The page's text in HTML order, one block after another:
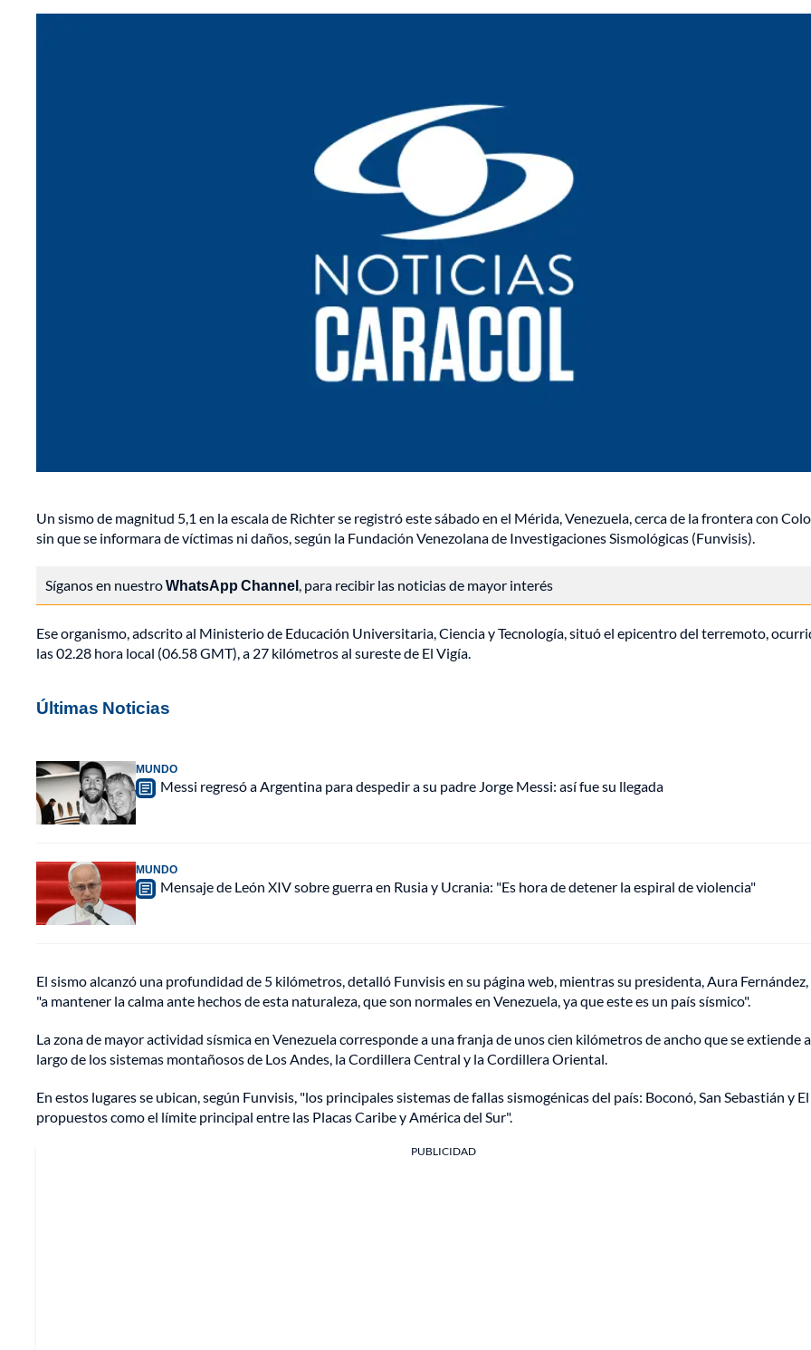
Un sismo de magnitud 5,1 en la escala de Richter se registró este sábado en el Mérida, Venezuela, cerca de la frontera con
sin que se informara de víctimas ni daños, según la Fundación Venezolana de Investigaciones Sismológicas (Funvisis).
Síganos en nuestroWhatsApp Channel, para recibir las noticias de mayor interés
Ese organismo, adscrito al Ministerio de Educación Universitaria, Ciencia y Tecnología, situó el epicentro del terremoto,
las 02.28 hora local (06.58 GMT), a 27 kilómetros al sureste de El Vigía.
Últimas Noticias
MUNDO
Messi regresó a Argentina para despedir a su padre Jorge Messi: así fue su llegada
MUNDO
Mensaje de León XIV sobre guerra en Rusia y Ucrania: "Es hora de detener la espiral de violencia"
El sismo alcanzó una profundidad de 5 kilómetros, detalló Funvisis en su página web, mientras su presidenta, Aura
"a mantener la calma ante hechos de esta naturaleza, que son normales en Venezuela, ya que este es un país sísmico".
La zona de mayor actividad sísmica en Venezuela corresponde a una franja de unos cien kilómetros de ancho que se extiende
largo de los sistemas montañosos de Los Andes, la Cordillera Central y la Cordillera Oriental.
En estos lugares se ubican, según Funvisis, "los principales sistemas de fallas sismogénicas del país: Boconó, San Sebastián y
propuestos como el límite principal entre las Placas Caribe y América del Sur".
PUBLICIDAD